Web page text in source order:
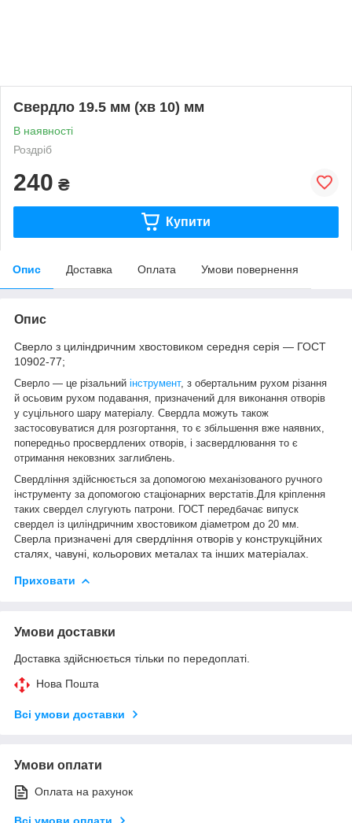
Свердло 19.5 мм (хв 10) мм
В наявності
Роздріб
240 ₴
Купити
Опис Доставка Оплата Умови повернення
Опис
Сверло з циліндричним хвостовиком середня серія — ГОСТ
10902-77;
Сверло — це різальний інструмент, з обертальним рухом різання
й осьовим рухом подавання, призначений для виконання отворів
у суцільного шару матеріалу. Свердла можуть також
застосовуватися для розгортання, то є збільшення вже наявних,
попередньо просвердлених отворів, і засвердлювання то є
отримання нековзних заглиблень.
Свердління здійснюється за допомогою механізованого ручного
інструменту за допомогою стаціонарних верстатів.Для кріплення
таких свердел слугують патрони. ГОСТ передбачає випуск
свердел із циліндричним хвостовиком діаметром до 20 мм.
Сверла призначені для свердління отворів у конструкційних
сталях, чавуні, кольорових металах та інших матеріалах.
Приховати
Умови доставки
Доставка здійснюється тільки по передоплаті.
Нова Пошта
Всі умови доставки
Умови оплати
Оплата на рахунок
Всі умови оплати